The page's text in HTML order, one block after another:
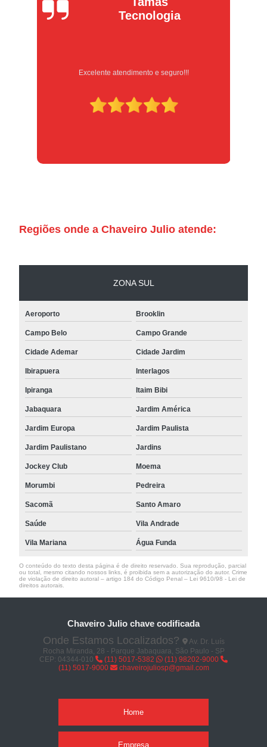
Tecnologia
Excelente atendimento e seguro!!!
Regiões onde a Chaveiro Julio atende:
ZONA SUL
Aeroporto Brooklin
Campo Belo Campo Grande
Cidade Ademar Cidade Jardim
Ibirapuera Interlagos
Ipiranga Itaim Bibi
Jabaquara Jardim América
Jardim Europa Jardim Paulista
Jardim Paulistano Jardins
Jockey Club Moema
Morumbi Pedreira
Sacomã Santo Amaro
Saúde Vila Andrade
Vila Mariana Água Funda
O conteúdo do texto desta página é de direito reservado. Sua reprodução, parcial
ou total, mesmo citando nossos links, é proibida sem a autorização do autor. Crime
de violação de direito autoral – artigo 184 do Código Penal – Lei 9610/98 - Lei de
direitos autorais
Chaveiro Julio chave codificada
Onde Estamos Localizados?
Av. Dr. Luís
Rocha Miranda, 28 - Parque Jabaquara, São Paulo - SP
CEP: 04344-010
(11) 5017-5382
(11) 98202-9000
(11) 5017-9000
chaveirojuliosp@gmail.com
Home
Empresa